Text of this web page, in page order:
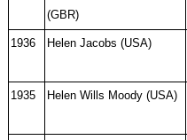
(GBR)
1936 Helen Jacobs (USA)
1935 Helen Wills Moody (USA)